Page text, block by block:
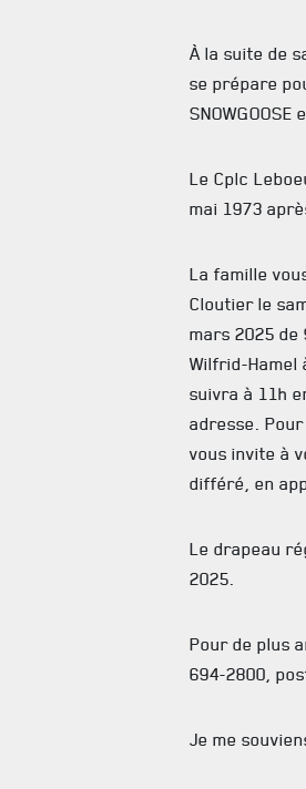
À la suite de
se prépare
Le Cplc
mai 1973
La famille
Cloutier le
mars 2025 de
Wilfrid-Hamel
suivra à 11h
adresse.
vous invite à
différé, en
Le drapeau
2025.
Pour de plus
694-2800,
Je me